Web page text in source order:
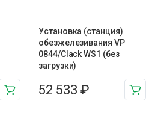
Установка (станция)
обезжелезивания VP
0844/Clack WS1 (без
загрузки)
52 533 ₽